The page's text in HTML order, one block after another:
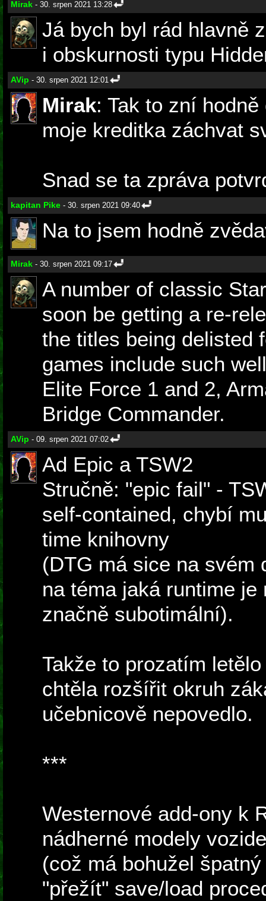
Mirak - 30. srpen 2021 13:28
Já bych byl rád hlavně
i obskurnosti typu
AVip - 30. srpen 2021 12:01
Mirak: Tak to zní
moje kreditka záchvat
Snad se ta zpráva
kapitan Pike - 30. srpen 2021 09:40
Na to jsem hodně
Mirak - 30. srpen 2021 09:17
A number of classic
soon be getting a re-
the titles being delisted
games include such
Elite Force 1 and 2,
Bridge Commander.
AVip - 09. srpen 2021 07:02
Ad Epic a TSW2
Stručně: "epic fail" -
self-contained, chybí
time knihovny
(DTG má sice na svém
na téma jaká runtime
značně subotimální).
Takže to prozatím
chtěla rozšířit okruh
učebnicově nepovedlo.
***
Westernové add-ony k
nádherné modely
(což má bohužel
"přežít" save/load